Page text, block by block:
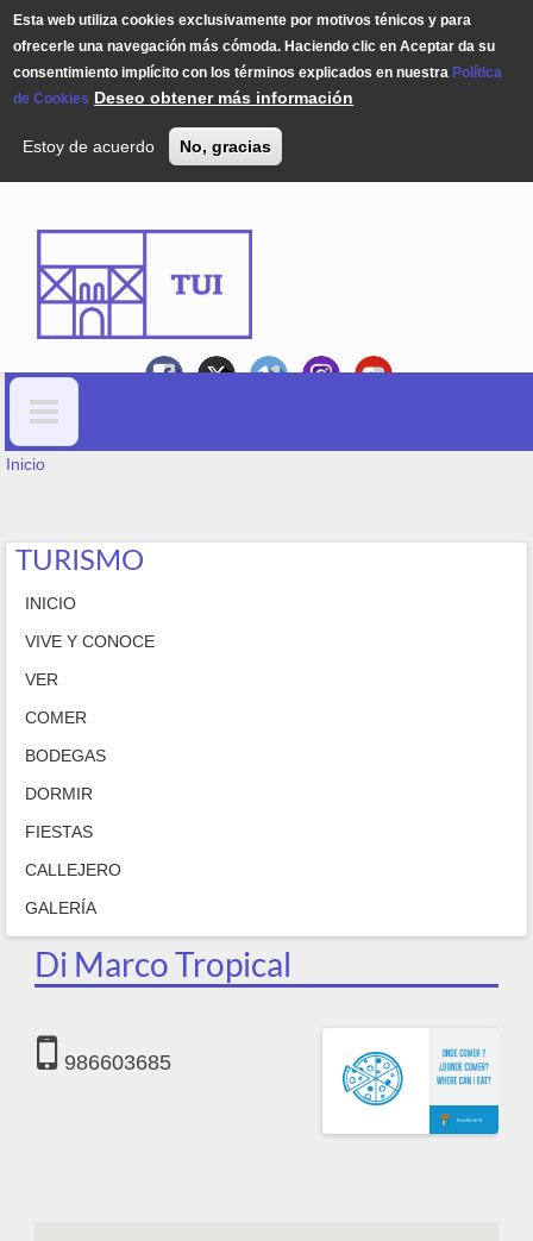
Esta web utiliza cookies exclusivamente por motivos ténicos y para
ofrecerle una navegación más cómoda. Haciendo clic en Aceptar da su
consentimiento implícito con los términos explicados en nuestra Política
de Cookies Deseo obtener más información
Estoy de acuerdo No, gracias
Formulario de búsqueda
USTED ESTÁ AQUÍ
Inicio
TURISMO
INICIO
VIVE Y CONOCE
VER
COMER
BODEGAS
DORMIR
FIESTAS
CALLEJERO
GALERÍA
Di Marco Tropical
986603685